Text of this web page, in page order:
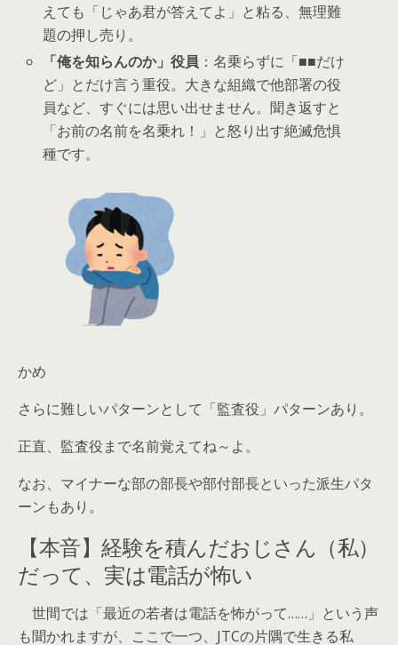
えても「じゃあ君が答えてよ」と粘る、無理難
題の押し売り。
「俺を知らんのか」役員 ：名乗らずに「■■だけ
ど」とだけ言う重役。大きな組織で他部署の役
員など、すぐには思い出せません。聞き返すと
「お前の名前を名乗れ！」と怒り出す絶滅危惧
種です。
かめ
さらに難しいパターンとして「監査役」パターンあり。
正直、監査役まで名前覚えてね～よ。
なお、マイナーな部の部長や部付部長といった派生パタ
ーンもあり。
【本音】経験を積んだおじさん（私）
だって、実は電話が怖い
世間では「最近の若者は電話を怖がって……」という声
も聞かれますが、ここで一つ、JTCの片隅で生きる私